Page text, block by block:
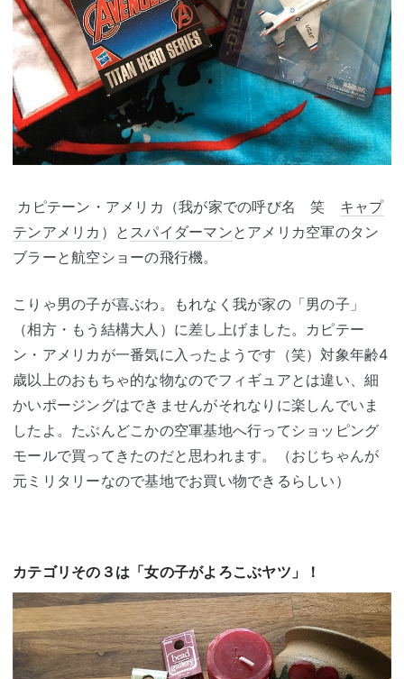
カピテーン・アメリカ（我が家での呼び名 笑 キャプ
テンアメリカ ）と スパイダーマンとアメリカ空軍のタン
ブラーと航空ショーの飛行機。
こりゃ男の子が喜ぶわ。もれなく我が家の「男の子」
（相方・もう結構大人）に差し上げました。カピテー
ン・アメリカが一番気に入ったようです（笑）対象年齢4
歳以上のおもちゃ的な物なのでフィギュアとは違い、細
かいポージングはできませんがそれなりに楽しんでいま
したよ。たぶんどこかの空軍基地へ行ってショッピング
モールで買ってきたのだと思われます。（おじちゃんが
元ミリタリーなので基地でお買い物できるらしい）
カテゴリその３は「女の子がよろこぶヤツ」！